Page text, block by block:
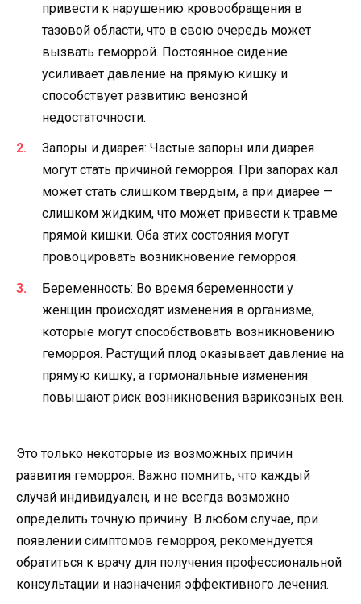
привести к нарушению кровообращения в
тазовой области, что в свою очередь может
вызвать геморрой. Постоянное сидение
усиливает давление на прямую кишку и
способствует развитию венозной
недостаточности.
Запоры и диарея: Частые запоры или диарея
могут стать причиной геморроя. При запорах кал
может стать слишком твердым, а при диарее —
слишком жидким, что может привести к травме
прямой кишки. Оба этих состояния могут
провоцировать возникновение геморроя.
Беременность: Во время беременности у
женщин происходят изменения в организме,
которые могут способствовать возникновению
геморроя. Растущий плод оказывает давление на
прямую кишку, а гормональные изменения
повышают риск возникновения варикозных вен.
Это только некоторые из возможных причин
развития геморроя. Важно помнить, что каждый
случай индивидуален, и не всегда возможно
определить точную причину. В любом случае, при
появлении симптомов геморроя, рекомендуется
обратиться к врачу для получения профессиональной
консультации и назначения эффективного лечения.